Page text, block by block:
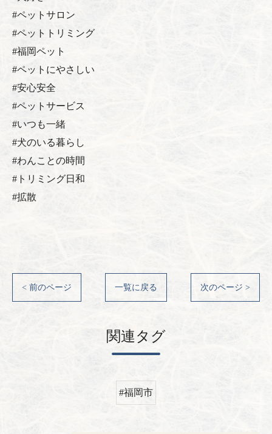
#ペットサロン
#ペットトリミング
#福岡ペット
#ペットにやさしい
#安心安全
#ペットサービス
#いつも一緒
#犬のいる暮らし
#わんことの時間
#トリミング日和
#拡散
< 前のページ 一覧に戻る 次のページ >
関連タグ
#福岡市